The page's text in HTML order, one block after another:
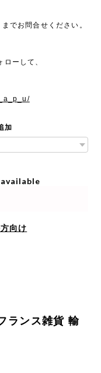
でお問合せください。
ーして、
加
向け
ランス雑貨 輸